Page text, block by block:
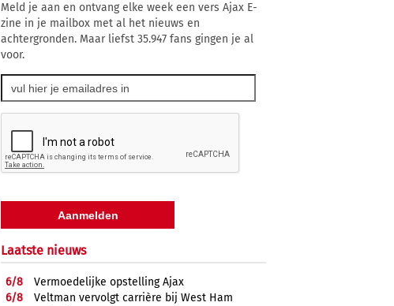
Meld je aan en ontvang elke week een vers Ajax E-
zine in je mailbox met al het nieuws en
achtergronden. Maar liefst 35.947 fans gingen je al
voor.
Laatste nieuws
6/8
Vermoedelijke opstelling Ajax
6/8
Veltman vervolgt carrière bij West Ham